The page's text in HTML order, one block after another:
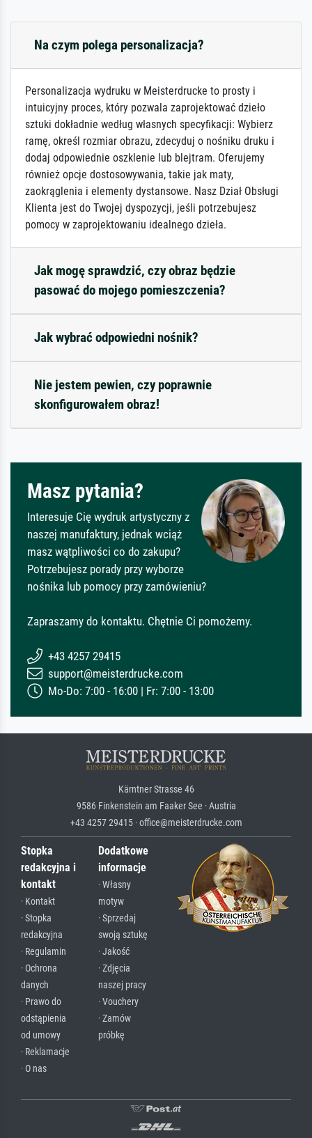
Na czym polega personalizacja?
Personalizacja wydruku w Meisterdrucke to prosty i
intuicyjny proces, który pozwala zaprojektować dzieło
sztuki dokładnie według własnych specyfikacji: Wybierz
ramę, określ rozmiar obrazu, zdecyduj o nośniku druku i
dodaj odpowiednie oszklenie lub blejtram. Oferujemy
również opcje dostosowywania, takie jak maty,
zaokrąglenia i elementy dystansowe. Nasz Dział Obsługi
Klienta jest do Twojej dyspozycji, jeśli potrzebujesz
pomocy w zaprojektowaniu idealnego dzieła.
Jak mogę sprawdzić, czy obraz będzie
pasować do mojego pomieszczenia?
Jak wybrać odpowiedni nośnik?
Nie jestem pewien, czy poprawnie
skonfigurowałem obraz!
Masz pytania?
Interesuje Cię wydruk artystyczny z
naszej manufaktury, jednak wciąż
masz wątpliwości co do zakupu?
Potrzebujesz porady przy wyborze
nośnika lub pomocy przy zamówieniu?
Zapraszamy do kontaktu. Chętnie Ci pomożemy.
+43 4257 29415
support@meisterdrucke.com
Mo-Do: 7:00 - 16:00 | Fr: 7:00 - 13:00
Kärntner Strasse 46
9586 Finkenstein am Faaker See · Austria
+43 4257 29415 · office@meisterdrucke.com
Stopka
redakcyjna i
kontakt
· Kontakt
· Stopka
redakcyjna
· Regulamin
· Ochrona
danych
· Prawo do
odstąpienia
od umowy
· Reklamacje
· O nas
Dodatkowe
informacje
· Własny
motyw
· Sprzedaj
swoją sztukę
· Jakość
· Zdjęcia
naszej pracy
· Vouchery
· Zamów
próbkę